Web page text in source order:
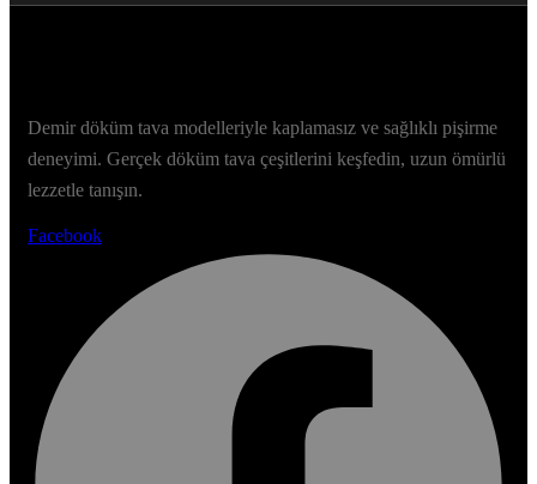
Demir döküm tava modelleriyle kaplamasız ve sağlıklı pişirme
deneyimi. Gerçek döküm tava çeşitlerini keşfedin, uzun ömürlü
lezzetle tanışın.
Facebook